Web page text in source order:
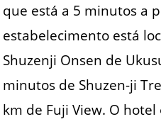
que está a 5 minutos a
estabelecimento está
Shuzenji Onsen de
minutos de Shuzen-ji
km de Fuji View. O